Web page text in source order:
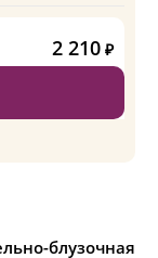
2 210 ₽
блузочная